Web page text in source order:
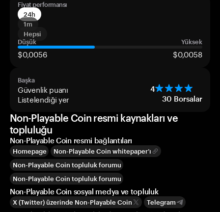
Fiyat performansı
24h
1m
Hepsi
Düşük
Yüksek
$0,0056 $0,0058
Başka
Güvenlik puanı 4
Listelendiği yer 30 Borsalar
Non-Playable Coin resmi kaynakları ve
topluluğu
Non-Playable Coin resmi bağlantıları
Homepage
Non-Playable Coin whitepaper’ı
Non-Playable Coin topluluk forumu
Non-Playable Coin topluluk forumu
Non-Playable Coin sosyal medya ve topluluk
X (Twitter) üzerinde Non-Playable Coin Telegram